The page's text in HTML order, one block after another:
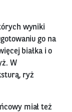
wyniki
go na
białka i o
W
ryż
miał też